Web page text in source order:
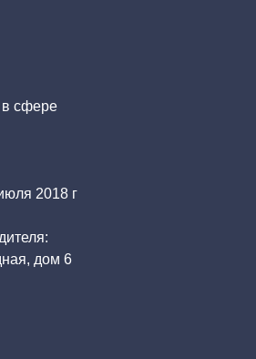
в сфере
2018 г
дом 6